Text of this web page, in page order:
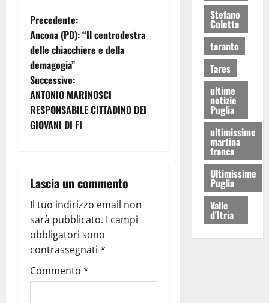
Precedente:
Ancona (PD): “Il centrodestra
delle chiacchiere e della
demagogia”
Successivo:
ANTONIO MARINOSCI
RESPONSABILE CITTADINO DEI
GIOVANI DI FI
Lascia un commento
Il tuo indirizzo email non
sarà pubblicato. I campi
obbligatori sono
contrassegnati *
Commento *
Stefano
Coletta
taranto
Tares
ultime
notizie
Puglia
ultimissime
martina
franca
Ultimissime
Puglia
Valle
d'Itria